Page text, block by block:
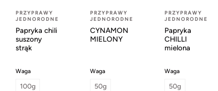
PRZYPRAWY
JEDNORODNE
Papryka chili
suszony
strąk
Waga
100g
PRZYPRAWY
JEDNORODNE
CYNAMON
MIELONY
Waga
50g
PRZYPRAWY
JEDNORODNE
Papryka
CHILLI
mielona
Waga
50g